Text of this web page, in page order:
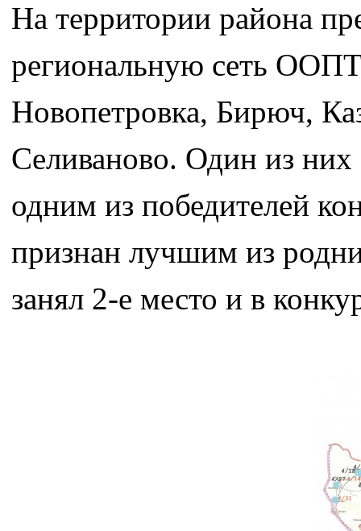
На территории района
региональную сеть
Новопетровка, Бирюч,
Селиваново. Один из
одним из победителей
признан лучшим из
занял 2-е место и в